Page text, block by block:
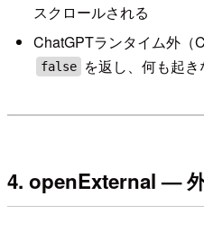
スクロールされる
ChatGPTランタイム外（
false を返し、何も起き
4. openExternal —